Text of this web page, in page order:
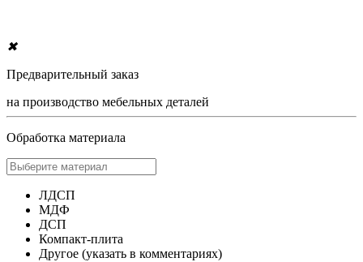
✖
Предварительный заказ
на производство мебельных деталей
Обработка материала
ЛДСП
МДФ
ДСП
Компакт-плита
Другое (указать в комментариях)